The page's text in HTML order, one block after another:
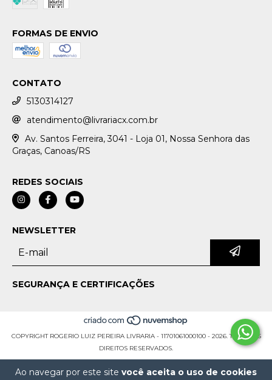
Ao navegar por este site você aceita o uso de cookies
FORMAS DE ENVIO
CONTATO
5130314127
atendimento@livrariacx.com.br
Av. Santos Ferreira, 3041 - Loja 01, Nossa Senhora das
Graças, Canoas/RS
REDES SOCIAIS
NEWSLETTER
SEGURANÇA E CERTIFICAÇÕES
COPYRIGHT ROGERIO LUIZ PEREIRA LIVRARIA - 11701061000100 - 2026. TODOS OS
DIREITOS RESERVADOS.